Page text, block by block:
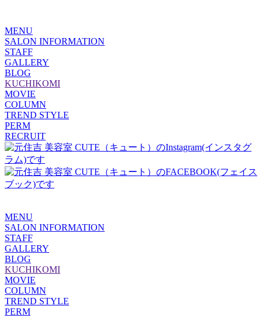
MENU
SALON INFORMATION
STAFF
GALLERY
BLOG
KUCHIKOMI
MOVIE
COLUMN
TREND STYLE
PERM
RECRUIT
MENU
SALON INFORMATION
STAFF
GALLERY
BLOG
KUCHIKOMI
MOVIE
COLUMN
TREND STYLE
PERM